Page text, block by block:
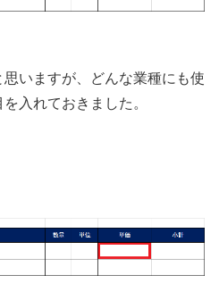
いますが、どんな業種にも使
入れておきました。